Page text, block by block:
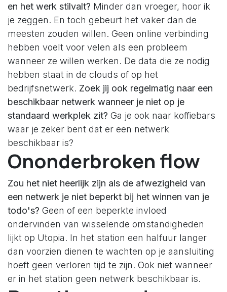
en het werk stilvalt? Minder dan vroeger, hoor ik
je zeggen. En toch gebeurt het vaker dan de
meesten zouden willen. Geen online verbinding
hebben voelt voor velen als een probleem
wanneer ze willen werken. De data die ze nodig
hebben staat in de clouds of op het
bedrijfsnetwerk. Zoek jij ook regelmatig naar een
beschikbaar netwerk wanneer je niet op je
standaard werkplek zit? Ga je ook naar koffiebars
waar je zeker bent dat er een netwerk
beschikbaar is?
Ononderbroken flow
Zou het niet heerlijk zijn als de afwezigheid van
een netwerk je niet beperkt bij het winnen van je
todo's? Geen of een beperkte invloed
ondervinden van wisselende omstandigheden
lijkt op Utopia. In het station een halfuur langer
dan voorzien dienen te wachten op je aansluiting
hoeft geen verloren tijd te zijn. Ook niet wanneer
er in het station geen netwerk beschikbaar is.